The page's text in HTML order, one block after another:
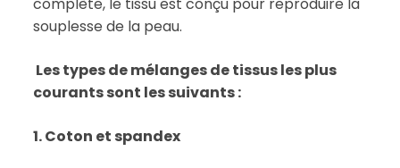
souplesse de la peau.
Les types de mélanges de tissus les plus
courants sont les suivants :
1. Coton et spandex